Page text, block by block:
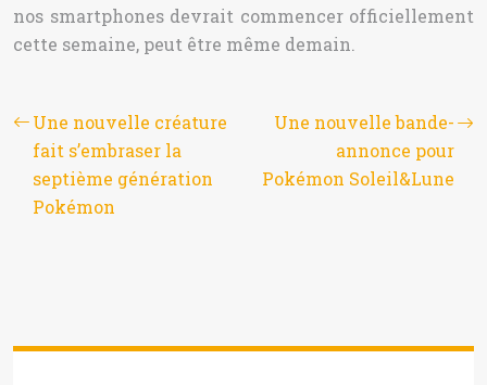
nos smartphones devrait commencer officiellement
cette semaine, peut être même demain.
Une nouvelle créature
fait s’embraser la
septième génération
Pokémon
Une nouvelle bande-
annonce pour
Pokémon Soleil&Lune